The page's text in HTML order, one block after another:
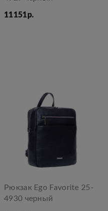
11151р.
Рюкзак Ego Favorite 25-
4930 черный